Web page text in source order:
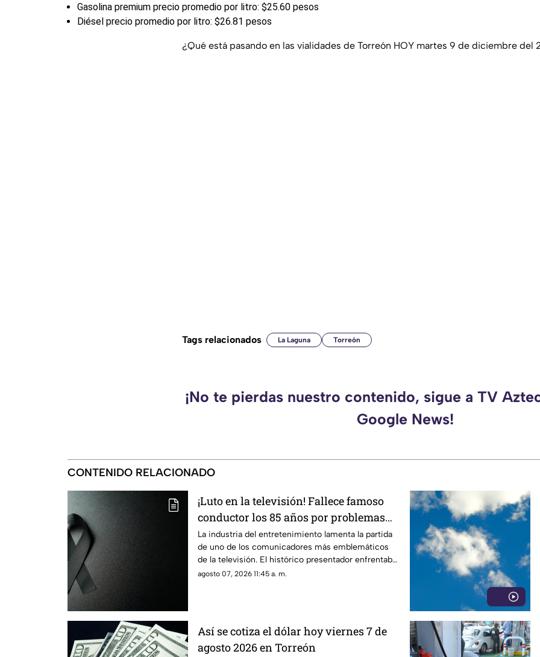
Gasolina premium precio promedio por litro: $25.60 pesos
Diésel precio promedio por litro: $26.81 pesos
¿Qué está pasando en las vialidades de Torreón HOY martes 9 de diciembre del
Tags relacionados La Laguna Torreón
¡No te pierdas nuestro contenido, sigue a TV
Google News!
CONTENIDO RELACIONADO
¡Luto en la televisión! Fallece famoso
conductor los 85 años por problemas
cardiacos
La industria del entretenimiento lamenta la partida
de uno de los comunicadores más emblemáticos
de la televisión. El histórico presentador enfrentaba
serios problemas cardiacos desde hace varios años.
agosto 07, 2026 11:45 a. m.
Así se cotiza el dólar hoy viernes 7 de
agosto 2026 en Torreón